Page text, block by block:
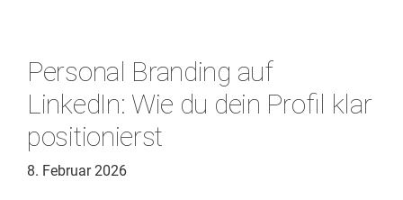
Personal Branding auf
LinkedIn: Wie du dein Profil klar
positionierst
8. Februar 2026